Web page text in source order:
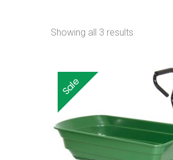
Showing all 3 results
Sale